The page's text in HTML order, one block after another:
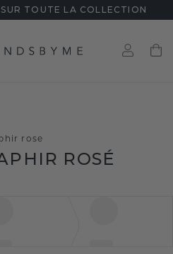
TOUTE LA COLLECTION
rose
ROSÉ